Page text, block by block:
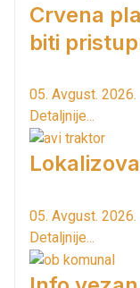
Crvena
biti
05. Avgust. 2026.
Detaljnije...
05. Avgust. 2026.
Detaljnije...